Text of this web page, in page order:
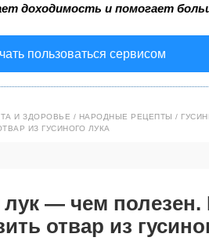
доходимость и помогает
пользоваться сервисом
И ЗДОРОВЬЕ / НАРОДНЫЕ РЕЦЕПТЫ /
ИЗ ГУСИНОГО ЛУКА
— чем полезен.
отвар из